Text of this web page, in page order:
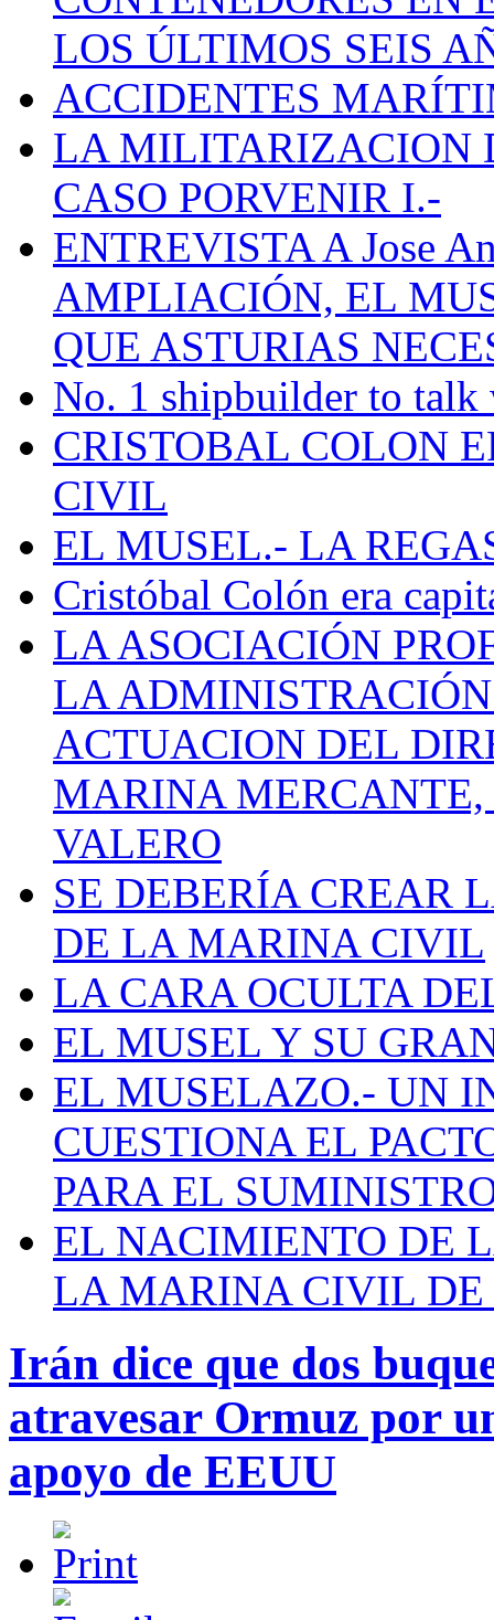
LOS ÚLTIMOS SEIS
ACCIDENTES
LA MILITARIZACION
CASO PORVENIR I.-
ENTREVISTA A Jose
AMPLIACIÓN, EL
QUE ASTURIAS
No. 1 shipbuilder to talk
CRISTOBAL COLON
CIVIL
EL MUSEL.- LA
Cristóbal Colón era
LA ASOCIACIÓN
LA
ACTUACION DEL
MARINA
VALERO
SE DEBERÍA CREAR
DE LA MARINA CIVIL
LA CARA OCULTA
EL MUSEL Y SU
EL MUSELAZO.- UN
CUESTIONA EL
PARA EL
EL NACIMIENTO DE
LA MARINA CIVIL DE
Irán dice que dos
atravesar Ormuz por
apoyo de EEUU